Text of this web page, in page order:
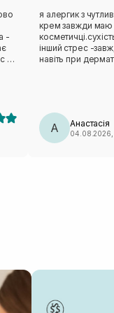
-
-
я алергик з
крем завжди маю
інший стрес -
навіть при
А Анастасія
04.08.2026,